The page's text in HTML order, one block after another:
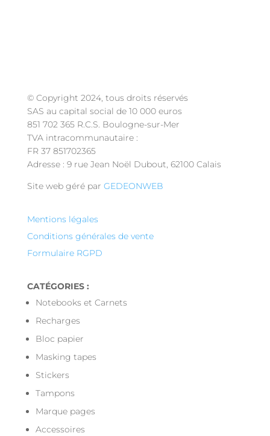
© Copyright 2024, tous droits réservés
SAS au capital social de 10 000 euros
851 702 365 R.C.S. Boulogne-sur-Mer
TVA intracommunautaire :
FR 37 851702365
Adresse : 9 rue Jean Noël Dubout, 62100 Calais
Site web géré par GEDEONWEB
Mentions légales
Conditions générales de vente
Formulaire RGPD
CATÉGORIES :
Notebooks et Carnets
Recharges
Bloc papier
Masking tapes
Stickers
Tampons
Marque pages
Accessoires